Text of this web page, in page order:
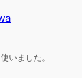
いました。